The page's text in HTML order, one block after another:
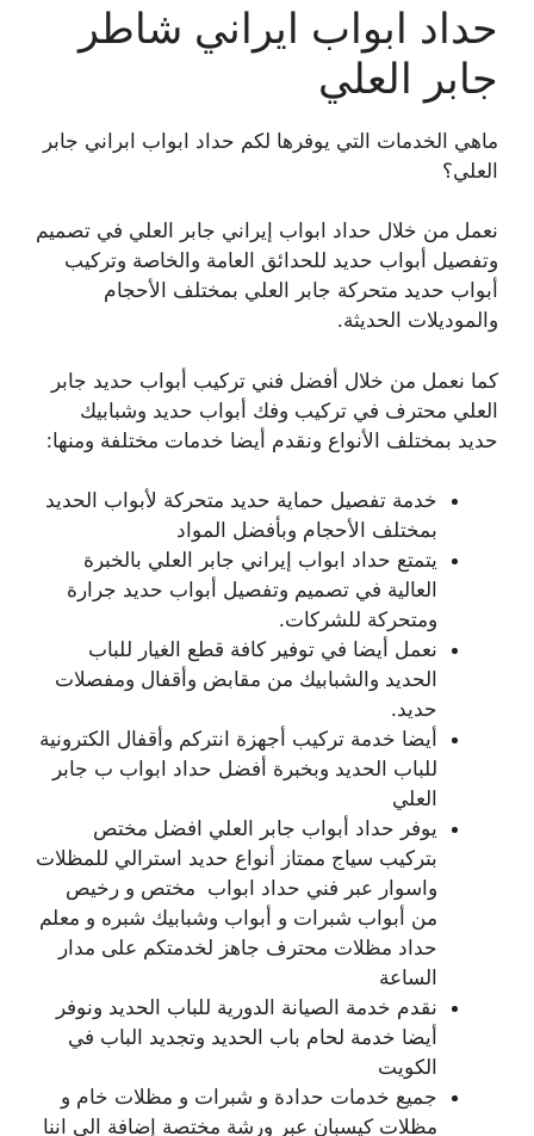
حداد ابواب ايراني شاطر
جابر العلي
ماهي الخدمات التي يوفرها لكم حداد ابواب ابراني جابر
العلي؟
نعمل من خلال حداد ابواب إيراني جابر العلي في تصميم
وتفصيل أبواب حديد للحدائق العامة والخاصة وتركيب
أبواب حديد متحركة جابر العلي بمختلف الأحجام
والموديلات الحديثة.
كما نعمل من خلال أفضل فني تركيب أبواب حديد جابر
العلي محترف في تركيب وفك أبواب حديد وشبابيك
حديد بمختلف الأنواع ونقدم أيضا خدمات مختلفة ومنها:
خدمة تفصيل حماية حديد متحركة لأبواب الحديد
بمختلف الأحجام وبأفضل المواد
يتمتع حداد ابواب إيراني جابر العلي بالخبرة
العالية في تصميم وتفصيل أبواب حديد جرارة
ومتحركة للشركات.
نعمل أيضا في توفير كافة قطع الغيار للباب
الحديد والشبابيك من مقابض وأقفال ومفصلات
حديد.
أيضا خدمة تركيب أجهزة انتركم وأقفال الكترونية
للباب الحديد وبخبرة أفضل حداد ابواب ب جابر
العلي
يوفر حداد أبواب جابر العلي افضل مختص
بتركيب سياج ممتاز أنواع حديد استرالي للمظلات
واسوار عبر فني حداد ابواب مختص و رخيص
من أبواب شبرات و أبواب وشبابيك شبره و معلم
حداد مظلات محترف جاهز لخدمتكم على مدار
الساعة
نقدم خدمة الصيانة الدورية للباب الحديد ونوفر
أيضا خدمة لحام باب الحديد وتجديد الباب في
الكويت
جميع خدمات حدادة و شبرات و مظلات خام و
مظلات كيسبان عبر ورشة مختصة إضافة الى اننا